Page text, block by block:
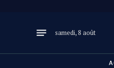
samedi, 8 août